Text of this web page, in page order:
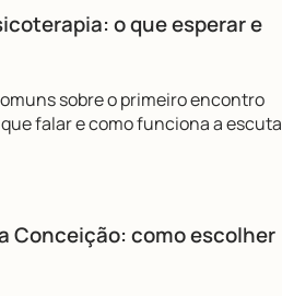
o que esperar e
sobre o primeiro encontro
falar e como funciona a escuta
Conceição: como escolher